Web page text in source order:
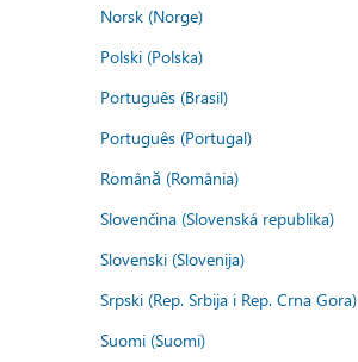
Norsk (Norge)
Polski (Polska)
Português (Brasil)
Português (Portugal)
Română (România)
Slovenčina (Slovenská republika)
Slovenski (Slovenija)
Srpski (Rep. Srbija i Rep. Crna Gora)
Suomi (Suomi)